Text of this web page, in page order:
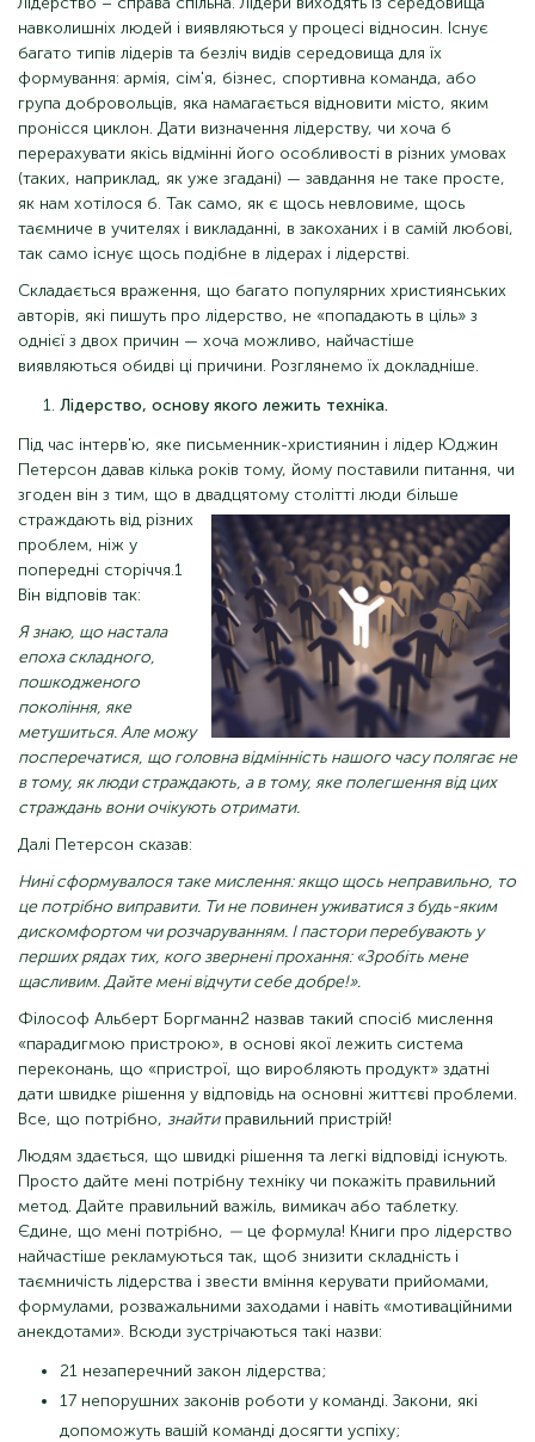
навколишніх людей і виявляються у процесі відносин. Існує
багато типів лідерів та безліч видів середовища для їх
формування: армія, сім'я, бізнес, спортивна команда, або
група добровольців, яка намагається відновити місто, яким
пронісся циклон. Дати визначення лідерству, чи хоча б
перерахувати якісь відмінні його особливості в різних умовах
(таких, наприклад, як уже згадані) — завдання не таке просте,
як нам хотілося б. Так само, як є щось невловиме, щось
таємниче в учителях і викладанні, в закоханих і в самій любові,
так само існує щось подібне в лідерах і лідерстві.
Складається враження, що багато популярних християнських
авторів, які пишуть про лідерство, не «попадають в ціль» з
однієї з двох причин — хоча можливо, найчастіше
виявляються обидві ці причини. Розглянемо їх докладніше.
Лідерство, основу якого лежить техніка.
Під час інтерв'ю, яке письменник-християнин і лідер Юджин
Петерсон давав кілька років тому, йому поставили питання, чи
згоден він з тим, що в двадцятому столітті люди більше
страждають від різних
проблем, ніж у
попередні сторіччя.1
Він відповів так:
Я знаю, що настала
епоха складного,
пошкодженого
покоління, яке
метушиться. Але можу
посперечатися, що головна відмінність нашого часу полягає не
в тому, як люди страждають, а в тому, яке полегшення від цих
страждань вони очікують отримати.
Далі Петерсон сказав:
Нині сформувалося таке мислення: якщо щось неправильно, то
це потрібно виправити. Ти не повинен уживатися з будь-яким
дискомфортом чи розчаруванням. І пастори перебувають у
перших рядах тих, кого звернені прохання: «Зробіть мене
щасливим. Дайте мені відчути себе добре!».
Філософ Альберт Боргманн2 назвав такий спосіб мислення
«парадигмою пристрою», в основі якої лежить система
переконань, що «пристрої, що виробляють продукт» здатні
дати швидке рішення у відповідь на основні життєві проблеми.
Все, що потрібно, знайтиправильний пристрій!
Людям здається, що швидкі рішення та легкі відповіді існують.
Просто дайте мені потрібну техніку чи покажіть правильний
метод. Дайте правильний важіль, вимикач або таблетку.
Єдине, що мені потрібно, — це формула! Книги про лідерство
найчастіше рекламуються так, щоб знизити складність і
таємничість лідерства і звести вміння керувати прийомами,
формулами, розважальними заходами і навіть «мотиваційними
анекдотами». Всюди зустрічаються такі назви:
21 незаперечний закон лідерства;
17 непорушних законів роботи у команді. Закони, які
допоможуть вашій команді досягти успіху;